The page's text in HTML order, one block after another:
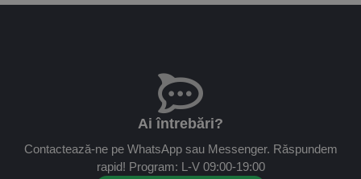
Ai întrebări?
Contactează-ne pe WhatsApp sau Messenger. Răspundem
rapid! Program: L-V 09:00-19:00